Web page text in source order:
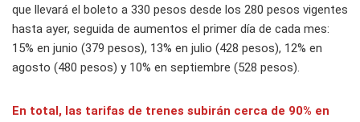
que llevará el boleto a 330 pesos desde los 280 pesos vigentes
hasta ayer, seguida de aumentos el primer día de cada mes:
15% en junio (379 pesos), 13% en julio (428 pesos), 12% en
agosto (480 pesos) y 10% en septiembre (528 pesos).
En total, las tarifas de trenes subirán cerca de 90% en